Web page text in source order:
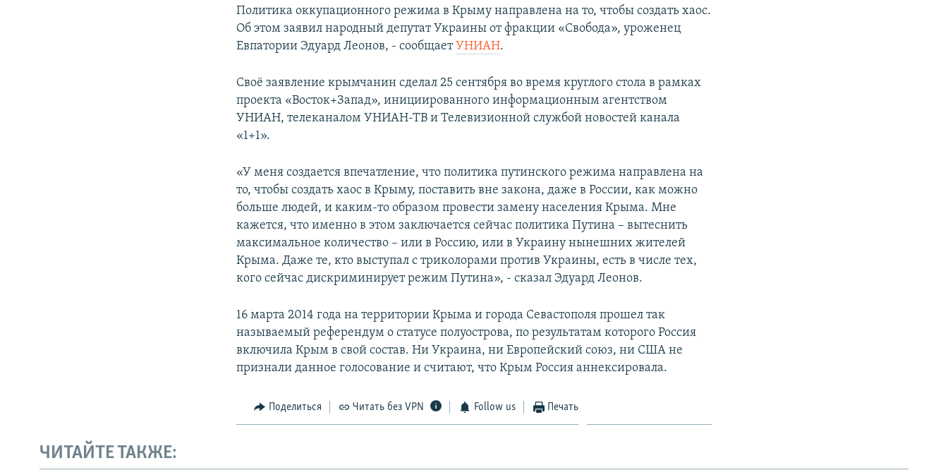
Политика оккупационного режима в Крыму направлена на то, чтобы создать хаос.
Об этом заявил народный депутат Украины от фракции «Свобода», уроженец
Евпатории Эдуард Леонов, - сообщаетУНИАН.
Своё заявление крымчанин сделал 25 сентября во время круглого стола в рамках
проекта «Восток+Запад», инициированного информационным агентством
УНИАН, телеканалом УНИАН-ТВ и Телевизионной службой новостей канала
«1+1».
«У меня создается впечатление, что политика путинского режима направлена на
то, чтобы создать хаос в Крыму, поставить вне закона, даже в России, как можно
больше людей, и каким-то образом провести замену населения Крыма. Мне
кажется, что именно в этом заключается сейчас политика Путина – вытеснить
максимальное количество – или в Россию, или в Украину нынешних жителей
Крыма. Даже те, кто выступал с триколорами против Украины, есть в числе тех,
кого сейчас дискриминирует режим Путина», - сказал Эдуард Леонов.
16 марта 2014 года на территории Крыма и города Севастополя прошел так
называемый референдум о статусе полуострова, по результатам которого Россия
включила Крым в свой состав. Ни Украина, ни Европейский союз, ни США не
признали данное голосование и считают, что Крым Россия аннексировала.
Поделиться Читать без VPN Follow us Печать
ЧИТАЙТЕ ТАКЖЕ: